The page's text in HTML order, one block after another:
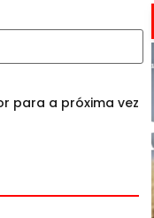
para a próxima vez